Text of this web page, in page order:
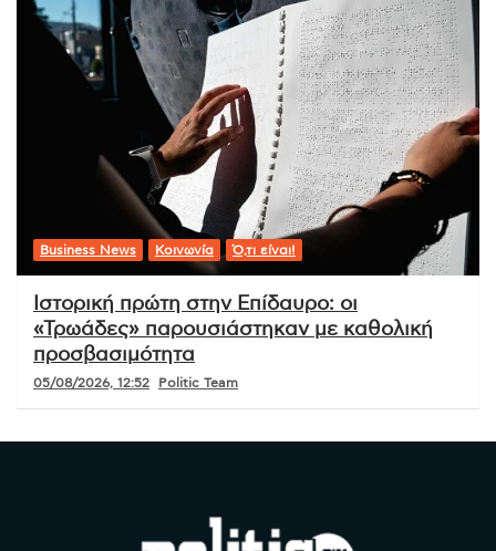
Business News Κοινωνία Ό,τι είναι!
Ιστορική πρώτη στην Επίδαυρο: οι
«Τρωάδες» παρουσιάστηκαν με καθολική
προσβασιμότητα
05/08/2026, 12:52 Politic Team